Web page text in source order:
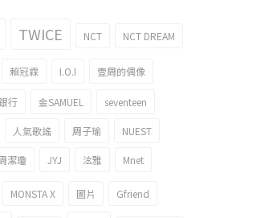
TWICE NCT NCT DREAM
賴冠霖 I.O.I 壹周的偶像
行 金SAMUEL seventeen
人氣歌謠 周子瑜 NUEST
潔瓊 JYJ 泫雅 Mnet
MONSTA X 圖片 Gfriend